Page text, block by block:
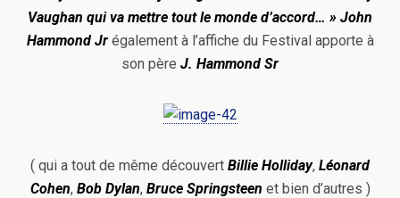
Vaughan qui va mettre tout le monde d’accord… » John
Hammond Jrégalement à l’affiche du Festival apporte à
son père J. Hammond Sr
( qui a tout de même découvert Billie Holliday, Léonard
Cohen, Bob Dylan, Bruce Springsteen et bien d’autres )